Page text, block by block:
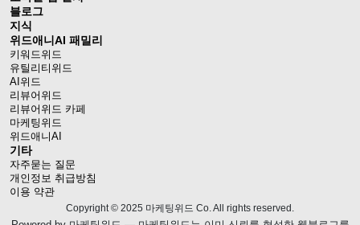
블로그
지식
위드애니AI 패밀리
키워드위드
유틸리티위드
AI위드
리뷰어위드
리뷰어위드 카페
마케팅위드
위드애니AI
기타
자주묻는 질문
개인정보 취급방침
이용 약관
Copyright © 2025 마케팅위드 Co. All rights reserved.